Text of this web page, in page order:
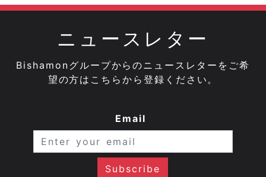
ニュースレター
Bishamonグループからのニュースレターをご希
望の方はこちらから登録ください。
Email